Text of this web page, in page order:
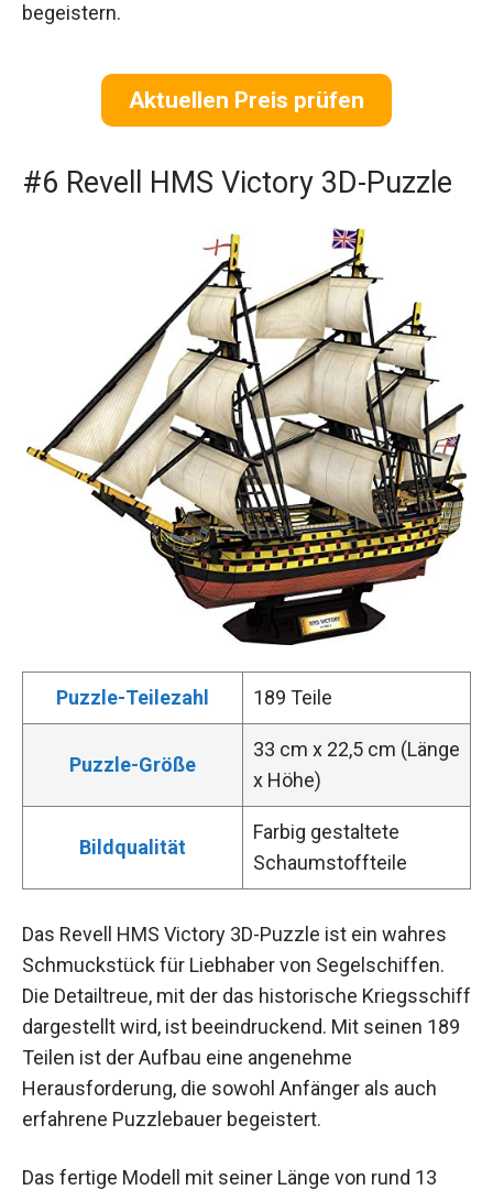
begeistern.
Aktuellen Preis prüfen
#6 Revell HMS Victory 3D-Puzzle
Puzzle-Teilezahl 189 Teile
Puzzle-Größe
33 cm x 22,5 cm (Länge
x Höhe)
Bildqualität
Farbig gestaltete
Schaumstoffteile
Das Revell HMS Victory 3D-Puzzle ist ein wahres
Schmuckstück für Liebhaber von Segelschiffen.
Die Detailtreue, mit der das historische Kriegsschiff
dargestellt wird, ist beeindruckend. Mit seinen 189
Teilen ist der Aufbau eine angenehme
Herausforderung, die sowohl Anfänger als auch
erfahrene Puzzlebauer begeistert.
Das fertige Modell mit seiner Länge von rund 13